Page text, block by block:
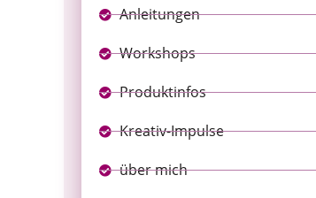
Anleitungen
Workshops
Produktinfos
Kreativ-Impulse
über mich